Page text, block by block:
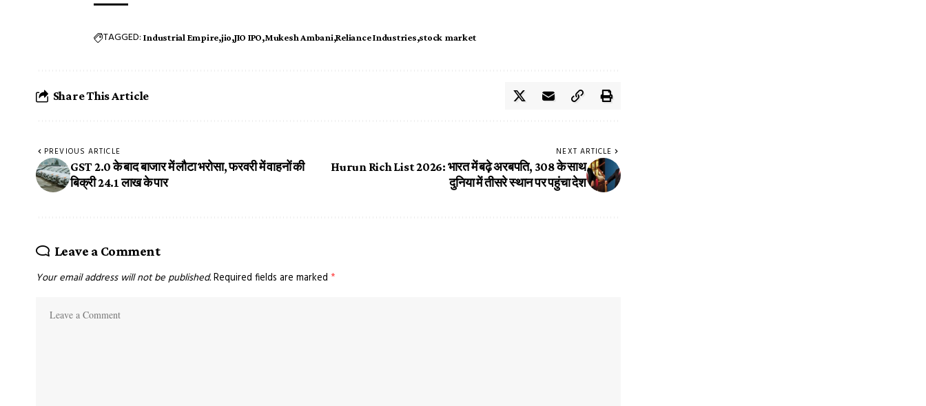
TAGGED: Industrial Empire jio JIO IPO Mukesh Ambani Reliance Industries stock market
Share This Article
PREVIOUS ARTICLE
GST 2.0 के बाद बाजार में लौटा भरोसा, फरवरी में वाहनों की
बिक्री 24.1 लाख के पार
NEXT ARTICLE
Hurun Rich List 2026: भारत में बढ़े अरबपति, 308 के साथ
दुनिया में तीसरे स्थान पर पहुंचा देश
Leave a Comment
Your email address will not be published.Required fields are marked *